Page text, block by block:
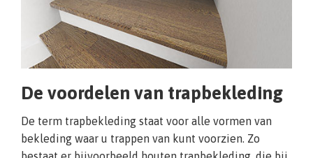
De voordelen van trapbekleding
De term trapbekleding staat voor alle vormen van
bekleding waar u trappen van kunt voorzien. Zo